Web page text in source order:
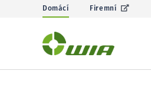
Domácí Firemní